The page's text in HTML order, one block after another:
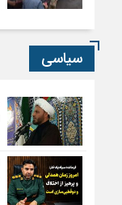
سیاسی